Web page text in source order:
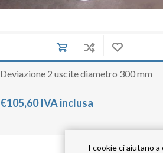
Deviazione 2 uscite diametro 300 mm
€105,60 IVA inclusa
I cookie ci aiutano